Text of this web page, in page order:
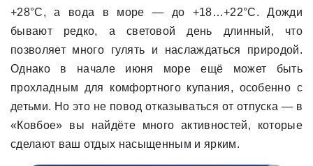
+28°C, а вода в море — до +18…+22°C. Дожди
бывают редко, а световой день длинный, что
позволяет много гулять и наслаждаться природой.
Однако в начале июня море ещё может быть
прохладным для комфортного купания, особенно с
детьми. Но это не повод отказываться от отпуска — в
«Ковбое» вы найдёте много активностей, которые
сделают ваш отдых насыщенным и ярким.